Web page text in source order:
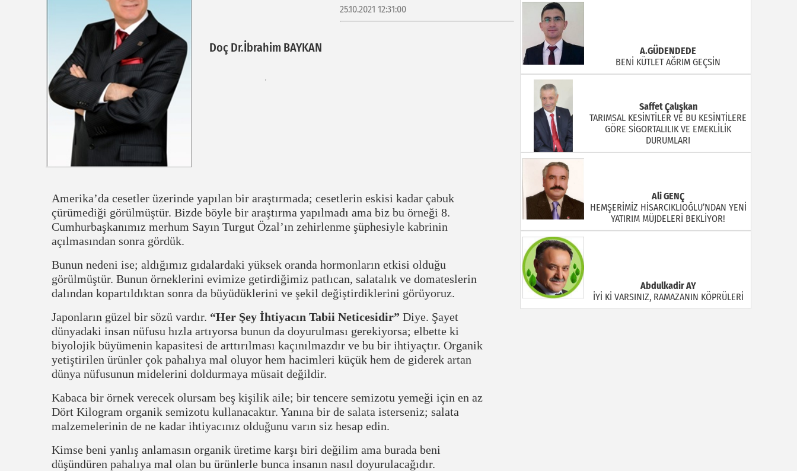
Doç Dr.İbrahim BAYKAN
25.10.2021 12:31:00
Amerika’da cesetler üzerinde yapılan bir araştırmada; cesetlerin eskisi kadar çabuk
çürümediği görülmüştür. Bizde böyle bir araştırma yapılmadı ama biz bu örneği 8.
Cumhurbaşkanımız merhum Sayın Turgut Özal’ın zehirlenme şüphesiyle kabrinin
açılmasından sonra gördük.
Bunun nedeni ise; aldığımız gıdalardaki yüksek oranda hormonların etkisi olduğu
görülmüştür. Bunun örneklerini evimize getirdiğimiz patlıcan, salatalık ve domateslerin
dalından kopartıldıktan sonra da büyüdüklerini ve şekil değiştirdiklerini görüyoruz.
Japonların güzel bir sözü vardır. “Her Şey İhtiyacın Tabii Neticesidir” Diye. Şayet
dünyadaki insan nüfusu hızla artıyorsa bunun da doyurulması gerekiyorsa; elbette ki
biyolojik büyümenin kapasitesi de arttırılması kaçınılmazdır ve bu bir ihtiyaçtır. Organik
yetiştirilen ürünler çok pahalıya mal oluyor hem hacimleri küçük hem de giderek artan
dünya nüfusunun midelerini doldurmaya müsait değildir.
Kabaca bir örnek verecek olursam beş kişilik aile; bir tencere semizotu yemeği için en az
Dört Kilogram organik semizotu kullanacaktır. Yanına bir de salata isterseniz; salata
malzemelerinin de ne kadar ihtiyacınız olduğunu varın siz hesap edin.
Kimse beni yanlış anlamasın organik üretime karşı biri değilim ama burada beni
düşündüren pahalıya mal olan bu ürünlerle bunca insanın nasıl doyurulacağıdır.
A.GÜDENDEDE
BENİ KÜTLET AĞRIM GEÇSİN
Saffet Çalışkan
TARIMSAL KESİNTİLER VE BU KESİNTİLERE
GÖRE SİGORTALILIK VE EMEKLİLİK
DURUMLARI
Ali GENÇ
HEMŞERİMİZ HİSARCIKLIOĞLU’NDAN YENİ
YATIRIM MÜJDELERİ BEKLİYOR!
Abdulkadir AY
İYİ Kİ VARSINIZ, RAMAZANIN KÖPRÜLERİ